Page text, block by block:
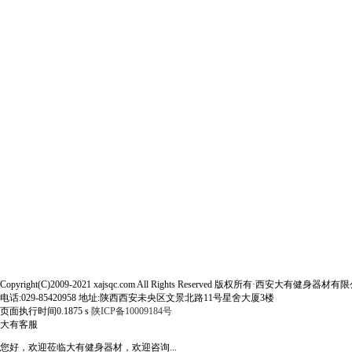
Copyright(C)2009-2021 xajsqc.com All Rights Reserved 版权所有·西安大有健身器材有
电话:029-85420958 地址:陕西西安未央区文景北路11号星舍大厦3楼
页面执行时间0.1875 s 陕ICP备10009184号
大有客服
您好，欢迎莅临大有健身器材，欢迎咨询...